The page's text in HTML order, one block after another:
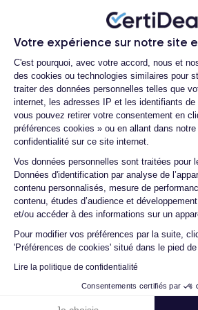
Votre expérience sur notre site
Plateforme de Gestion
C'est pourquoi, avec votre accord, nous et
des cookies ou technologies similaires pour
traiter des données personnelles telles que
internet, les adresses IP et les identifiants de
vous pouvez retirer votre consentement en
préférences cookies » ou en allant dans
confidentialité sur ce site internet.
Vos données personnelles sont traitées pour
Données d'identification par analyse de
contenu personnalisés, mesure de
contenu, études d’audience et
et/ou accéder à des informations sur un
Pour modifier vos préférences par la suite,
'Préférences de cookies' situé dans le pied de
Lire la politique de confidentialité
Consentements certifiés par
Axeptio consent
L’écranDynamic AMOLED 2Xde6,1"
de2340 × 1080 px, une luminosité
un taux de rafraîchissement adaptatif
des couleurs vives et des animations
Audio
Dolby Atmosoffrent un son clair et
et la musique.
Appareil photo
Le triple module arrière comprend un
MP
, un ultra grand-angle de
des selfies nets et des appels vidéo de
Certideal est en tête des
4.6/5
Excellent
Jean-yves J.
26/07/26
Merci beaucoup à l’équipe, iPhone 15 pro
neuf comme la batterie. Je suis très